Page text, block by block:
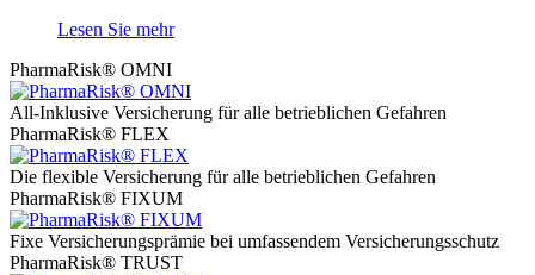
Lesen Sie mehr
PharmaRisk® OMNI
All-Inklusive Versicherung für alle betrieblichen Gefahren
PharmaRisk® FLEX
Die flexible Versicherung für alle betrieblichen Gefahren
PharmaRisk® FIXUM
Fixe Versicherungsprämie bei umfassendem Versicherungsschutz
PharmaRisk® TRUST